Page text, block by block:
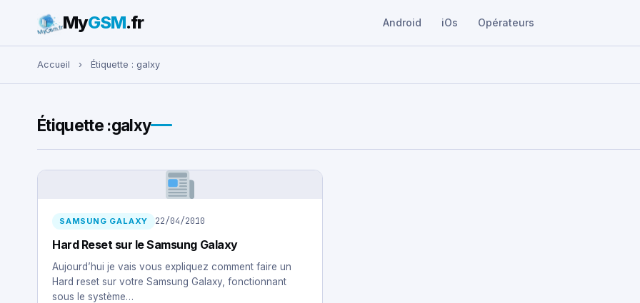
Rechercher :
MyGSM.fr Android iOs Opérateurs
Accueil › Étiquette : galxy
Étiquette :galxy
SAMSUNG GALAXY 22/04/2010
Hard Reset sur le Samsung Galaxy
Aujourd’hui je vais vous expliquez comment faire un
Hard reset sur votre Samsung Galaxy, fonctionnant
sous le système…